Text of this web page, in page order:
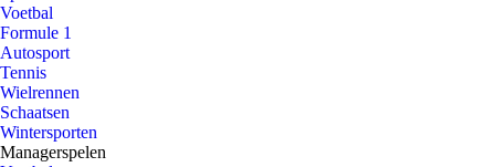
Voetbal
Formule 1
Autosport
Tennis
Wielrennen
Schaatsen
Wintersporten
Managerspelen